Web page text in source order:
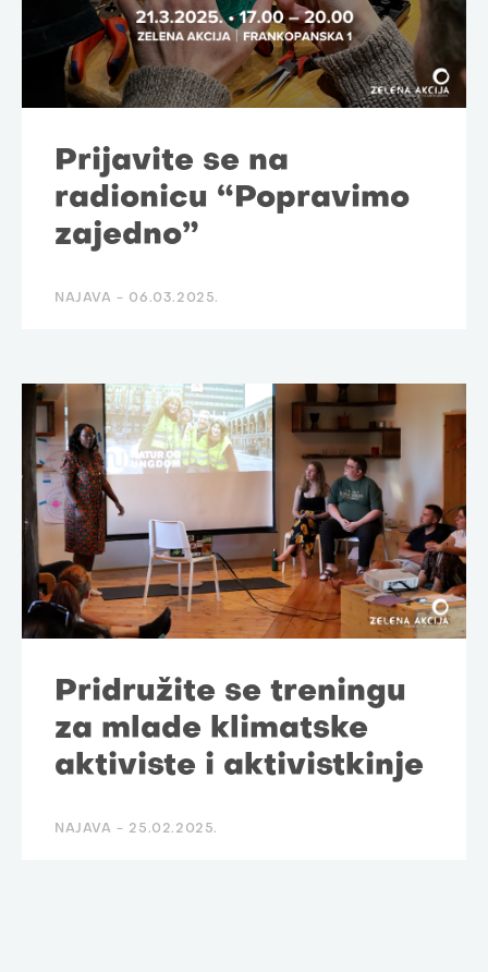
Prijavite se na
radionicu “Popravimo
zajedno”
NAJAVA - 06.03.2025.
Pridružite se treningu
za mlade klimatske
aktiviste i aktivistkinje
NAJAVA - 25.02.2025.